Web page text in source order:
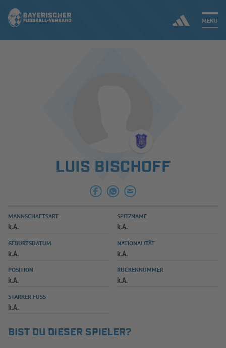
MENÜ
SPIELBETRIEB & VERBANDSLEBEN
AUSBILDUNG & FÖRDERUNG
SPIELPLUS
LUIS BISCHOFF
MANNSCHAFTSART
k.A.
SPITZNAME
k.A.
GEBURTSDATUM
k.A.
NATIONALITÄT
k.A.
POSITION
k.A.
RÜCKENNUMMER
k.A.
STARKER FUSS
k.A.
BIST DU DIESER SPIELER?